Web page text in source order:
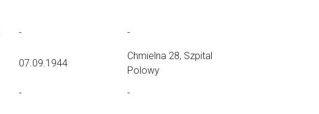
- -
07.09.1944
Chmielna 28, Szpital
Polowy
- -